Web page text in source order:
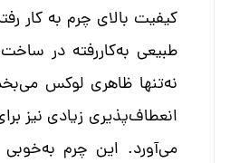
کیفیت بالای چرم به کار
طبیعی به‌کاررفته در
نه‌تنها ظاهری لوکس
انعطاف‌پذیری زیادی نیز
می‌آورد. این چرم